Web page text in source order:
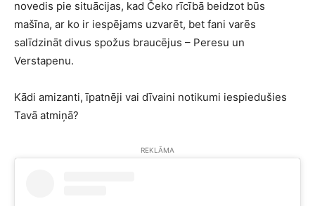
novedis pie situācijas, kad Čeko rīcībā beidzot būs
mašīna, ar ko ir iespējams uzvarēt, bet fani varēs
salīdzināt divus spožus braucējus – Peresu un
Verstapenu.
Kādi amizanti, īpatnēji vai dīvaini notikumi iespiedušies
Tavā atmiņā?
REKLĀMA